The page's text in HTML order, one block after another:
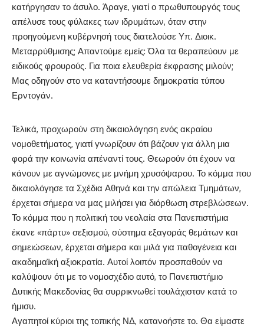
κατήργησαν το άσυλο. Άραγε, γιατί ο πρωθυπουργός τους
απέλυσε τους φύλακες των ιδρυμάτων, όταν στην
προηγούμενη κυβέρνησή τους διατελούσε Υπ. Διοικ.
Μεταρρύθμισης; Απαντούμε εμείς: Όλα τα θεραπεύουν με
ειδικούς φρουρούς. Για ποια ελευθερία έκφρασης μιλούν;
Μας οδηγούν στο να καταντήσουμε δημοκρατία τύπου
Ερντογάν.
Τελικά, προχωρούν στη δικαιολόγηση ενός ακραίου
νομοθετήματος, γιατί γνωρίζουν ότι βάζουν για άλλη μια
φορά την κοινωνία απέναντί τους. Θεωρούν ότι έχουν να
κάνουν με αγνώμονες με μνήμη χρυσόψαρου. Το κόμμα που
δικαιολόγησε τα Σχέδια Αθηνά και την απώλεια Τμημάτων,
έρχεται σήμερα να μας μιλήσει για διόρθωση στρεβλώσεων.
Το κόμμα που η πολιτική του νεολαία στα Πανεπιστήμια
έκανε «πάρτυ» σεξισμού, σύστημα εξαγοράς θεμάτων και
σημειώσεων, έρχεται σήμερα και μιλά για παθογένεια και
ακαδημαϊκή αξιοκρατία. Αυτοί λοιπόν προσπαθούν να
καλύψουν ότι με το νομοσχέδιο αυτό, το Πανεπιστήμιο
Δυτικής Μακεδονίας θα συρρικνωθεί τουλάχιστον κατά το
ήμισυ.
Αγαπητοί κύριοι της τοπικής ΝΔ, κατανοήστε το. Θα είμαστε